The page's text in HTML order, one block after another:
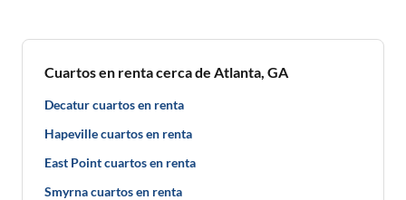
Cuartos en renta cerca de Atlanta, GA
Decatur cuartos en renta
Hapeville cuartos en renta
East Point cuartos en renta
Smyrna cuartos en renta